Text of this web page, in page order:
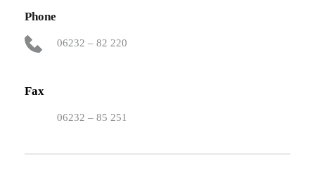
Phone
06232 – 82 220
Fax
06232 – 85 251